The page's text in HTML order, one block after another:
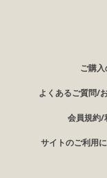
ご購入
よくあるご質問/
会員規約/
サイトのご利用